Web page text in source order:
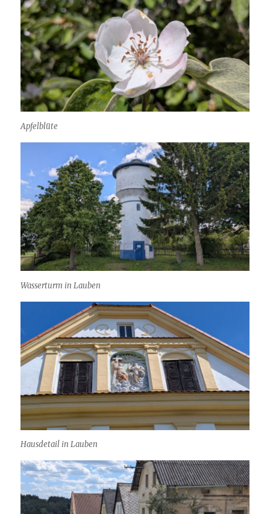
Apfelblüte
Wasserturm in Lauben
Hausdetail in Lauben